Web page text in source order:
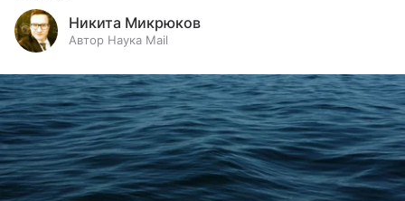
Никита Микрюков
Автор Наука Mail